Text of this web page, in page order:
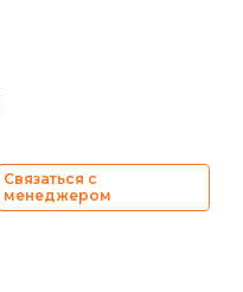
Связаться с
менеджером